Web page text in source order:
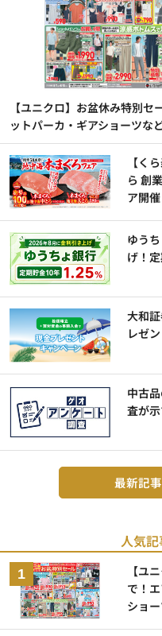
【ユニクロ】お盆休み特別
ットパーカ・ギアショーツな
【く
ら 創
ア開催
ゆう
げ！
大和
レゼ
中古
査が
最新記
人気
【ユ
で！
ショ